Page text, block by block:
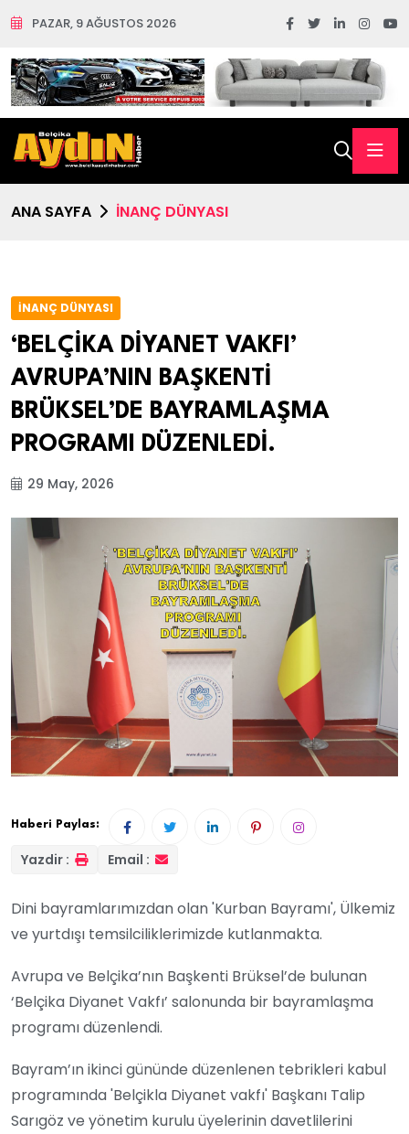
PAZAR, 9 AĞUSTOS 2026
ANA SAYFA İNANÇ DÜNYASI
İNANÇ DÜNYASI
‘BELÇİKA DİYANET VAKFI’
AVRUPA’NIN BAŞKENTİ
BRÜKSEL’DE BAYRAMLAŞMA
PROGRAMI DÜZENLEDİ.
29 May, 2026
Haberi Paylas:
Yazdir : Email :
Dini bayramlarımızdan olan 'Kurban Bayramı', Ülkemiz
ve yurtdışı temsilciliklerimizde kutlanmakta.
Avrupa ve Belçika’nın Başkenti Brüksel’de bulunan
‘Belçika Diyanet Vakfı’ salonunda bir bayramlaşma
programı düzenlendi.
Bayram’ın ikinci gününde düzenlenen tebrikleri kabul
programında 'Belçikla Diyanet vakfı' Başkanı Talip
Sarıgöz ve yönetim kurulu üyelerinin davetlilerini